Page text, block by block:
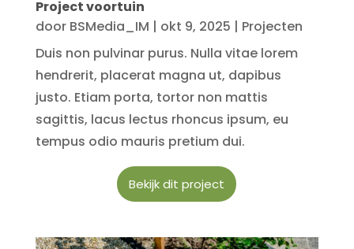
Project voortuin
door BSMedia_IM | okt 9, 2025 | Projecten
Duis non pulvinar purus. Nulla vitae lorem
hendrerit, placerat magna ut, dapibus
justo. Etiam porta, tortor non mattis
sagittis, lacus lectus rhoncus ipsum, eu
tempus odio mauris pretium dui.
Bekijk dit project